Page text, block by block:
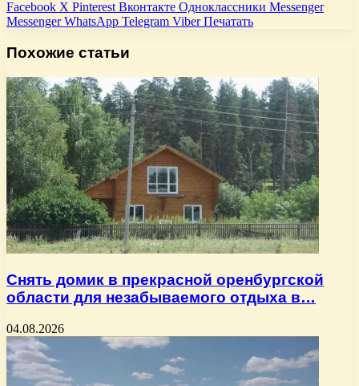
Facebook X Pinterest Вконтакте Одноклассники Messenger
Messenger WhatsApp Telegram Viber Печатать
Похожие статьи
Снять домик в прекрасной оренбургской
области для незабываемого отдыха в…
04.08.2026